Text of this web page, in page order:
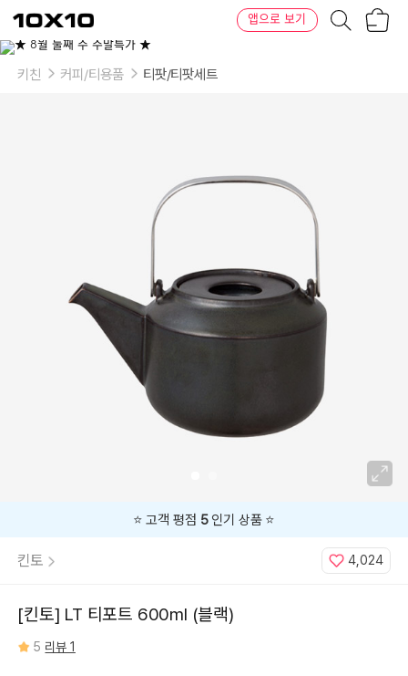
텐
바
텐
앱으로 보기
키친 커피/티용품 티팟/티팟세트
⭐️ 고객 평점 5인기 상품 ⭐️
킨토 4,024
[킨토] LT 티포트 600ml (블랙)
5 리뷰 1